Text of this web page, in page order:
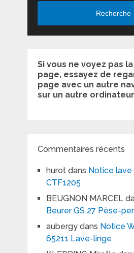
Recherche
Si vous ne voyez pas
page, essayez de
page avec un autre
sur un autre ordinateur
Commentaires récents
hurotdans Notice lave
CTF1205
BEUGNON MARCEL
Beurer GS 27 Pèse-
aubergydans Notice
65211 Lave-linge